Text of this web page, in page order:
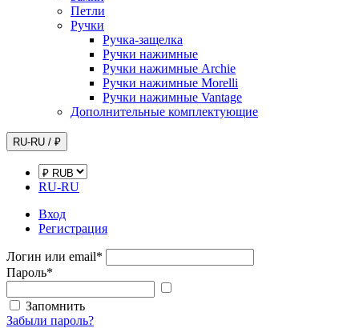
Петли
Ручки
Ручка-защелка
Ручки нажимные
Ручки нажимные Archie
Ручки нажимные Morelli
Ручки нажимные Vantage
Дополнительные комплектующие
RU-RU / ₽
RU-RU
Вход
Регистрация
Логин или email*
Пароль*
Запомнить
Забыли пароль?